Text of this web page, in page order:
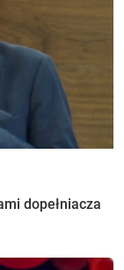
dopełniacza